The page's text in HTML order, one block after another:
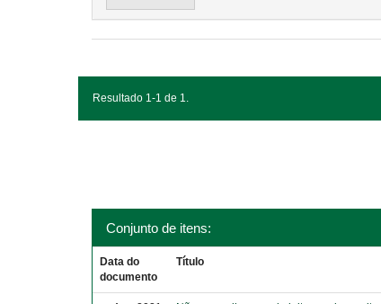
Resultado 1-1 de 1.
Conjunto de itens:
Data do
documento
Título